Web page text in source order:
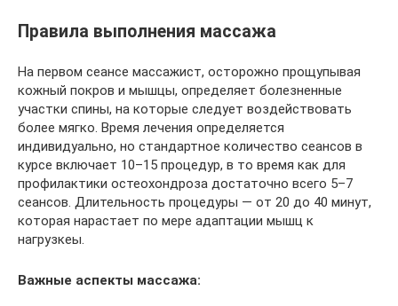
Правила выполнения массажа
На первом сеансе массажист, осторожно прощупывая
кожный покров и мышцы, определяет болезненные
участки спины, на которые следует воздействовать
более мягко. Время лечения определяется
индивидуально, но стандартное количество сеансов в
курсе включает 10–15 процедур, в то время как для
профилактики остеохондроза достаточно всего 5–7
сеансов. Длительность процедуры — от 20 до 40 минут,
которая нарастает по мере адаптации мышц к
нагрузкеы.
Важные аспекты массажа: